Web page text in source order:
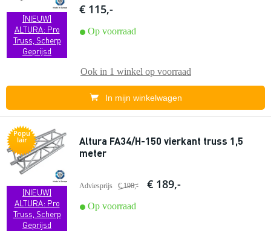
[NIEUW]
ALTURA: Pro
Truss, Scherp
Geprijsd
€ 115,-
Op voorraad
Ook in 1 winkel op voorraad
In mijn winkelwagen
Popu
lair
[NIEUW]
ALTURA: Pro
Truss, Scherp
Geprijsd
Altura FA34/H-150 vierkant truss 1,5
meter
Adviesprijs € 190,- € 189,-
Op voorraad